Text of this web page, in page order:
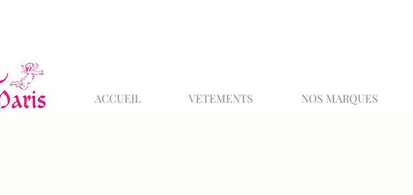
ACCUEIL VETEMENTS NOS MARQUES